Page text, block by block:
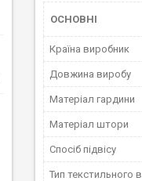
ОСНОВНІ
Країна виробник
Довжина виробу
Матеріал гардини
Матеріал штори
Спосіб підвісу
Тип текстильного